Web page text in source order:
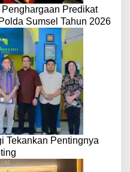
Predikat
Sumsel Tahun 2026
Tekankan Pentingnya